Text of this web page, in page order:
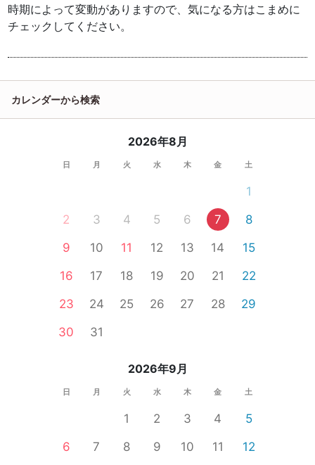
時期によって変動がありますので、気になる方はこまめに
チェックしてください。
カレンダーから検索
2026年8月
日 月 火 水 木 金 土
1
2
3 4 5 6 7
8
9
10 11 12 13 14
15
16
17 18 19 20 21
22
23
24 25 26 27 28
29
30
31
2026年9月
日 月 火 水 木 金 土
1 2 3 4
5
6
7 8 9 10 11
12